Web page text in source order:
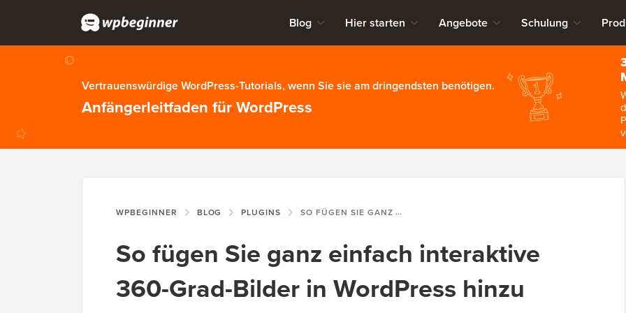
Blog Hier starten Angebote Schulung
Vertrauenswürdige WordPress-Tutorials, wenn Sie sie am dringendsten benötigen.
Anfängerleitfaden für WordPress
WPBEGINNER BLOG PLUGINS SO FÜGEN SIE GANZ EINFACH INTERAKTIVE 360-GRAD-BILDER IN WORDPRESS HINZU
So fügen Sie ganz einfach interaktive
360-Grad-Bilder in WordPress hinzu